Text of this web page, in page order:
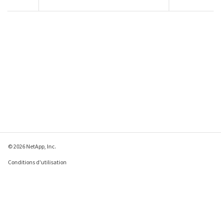
© 2026 NetApp, Inc.
Conditions d'utilisation